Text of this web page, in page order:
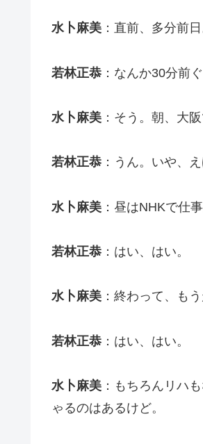
水卜麻美 ：直前、多分前日
若林正恭 ：なんか30分前
水卜麻美 ：そう。朝、大
若林正恭 ：うん。いや、
水卜麻美 ：昼はNHKで仕
若林正恭 ：はい、はい。
水卜麻美 ：終わって、も
若林正恭 ：はい、はい。
水卜麻美 ：もちろんリハ
ゃるのはあるけど。